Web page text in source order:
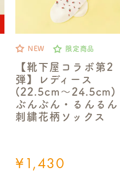
【靴下屋コラボ第2
弾】レディース
(22.5cm～24.5cm)
ぶんぶん・るんるん
刺繍花柄ソックス
NEW 限定商品
¥1,430